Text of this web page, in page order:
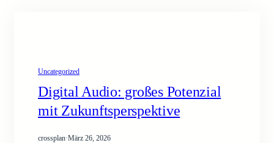
Uncategorized
Digital Audio: großes Potenzial
mit Zukunftsperspektive
crossplan·März 26, 2026